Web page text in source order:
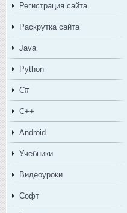
Регистрация сайта
Раскрутка сайта
Java
Python
C#
C++
Android
Учебники
Видеоуроки
Софт